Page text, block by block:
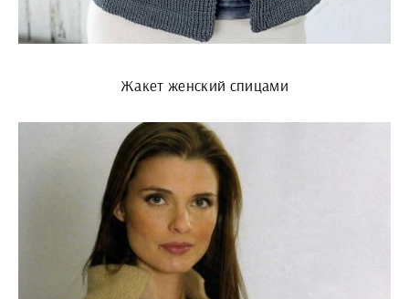
Жакет женский спицами